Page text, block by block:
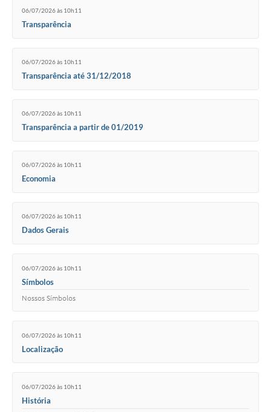
06/07/2026 às 10h11
Transparência
06/07/2026 às 10h11
Transparência até 31/12/2018
06/07/2026 às 10h11
Transparência a partir de 01/2019
06/07/2026 às 10h11
Economia
06/07/2026 às 10h11
Dados Gerais
06/07/2026 às 10h11
Símbolos
Nossos Símbolos
06/07/2026 às 10h11
Localização
06/07/2026 às 10h11
História